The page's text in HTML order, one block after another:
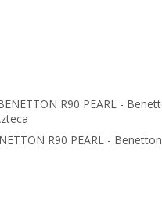
R90 PEARL - Benetton